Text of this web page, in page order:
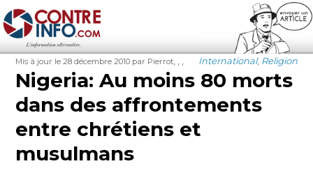
Contre-Info
Publié
le
Mis à jour le 28 décembre 2010 Auteur
par Pierrot Catégories
International, Religion
Étiquettes
Nigeria: Au moins 80 morts
dans des affrontements
entre chrétiens et
musulmans